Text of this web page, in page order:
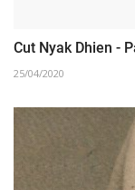
Cut Nyak Dhien -
25/04/2020